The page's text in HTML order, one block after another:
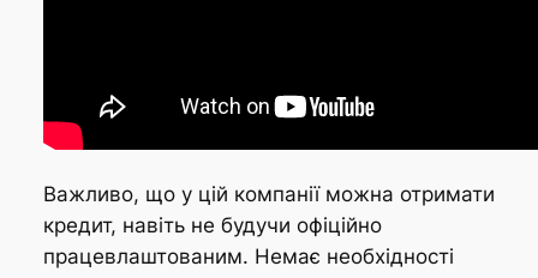
Важливо, що у цій компанії можна отримати
кредит, навіть не будучи офіційно
працевлаштованим. Немає необхідності